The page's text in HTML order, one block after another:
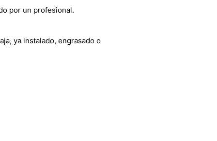
por un profesional.
ya instalado, engrasado o